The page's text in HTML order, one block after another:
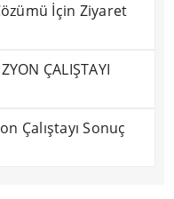
İçin Ziyaret
ÇALIŞTAYI
Çalıştayı Sonuç